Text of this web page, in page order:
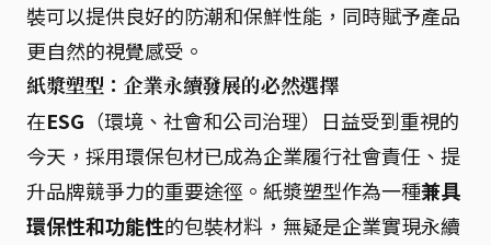
裝可以提供良好的防潮和保鮮性能，同時賦予產品
更自然的視覺感受。
紙漿塑型：企業永續發展的必然選擇
在ESG （環境、社會和公司治理）日益受到重視的
今天，採用環保包材已成為企業履行社會責任、提
升品牌競爭力的重要途徑。紙漿塑型作為一種兼具
環保性和功能性的包裝材料，無疑是企業實現永續